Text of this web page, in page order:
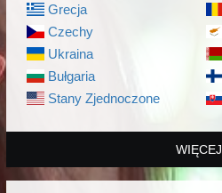
Grecja
Czechy
Ukraina
Bułgaria
Stany Zjednoczone
WIĘCEJ